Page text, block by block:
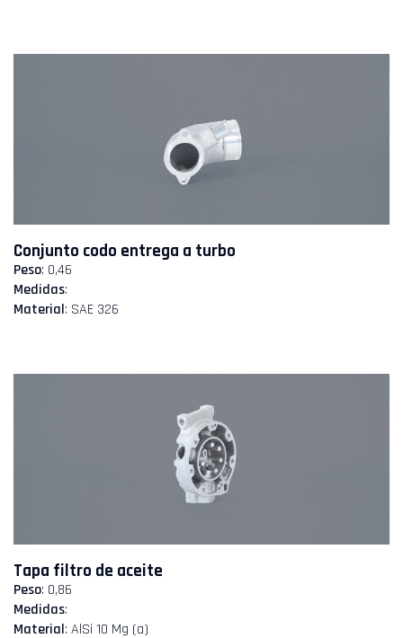
Conjunto codo entrega a turbo
Peso: 0,46
Medidas:
Material: SAE 326
Tapa filtro de aceite
Peso: 0,86
Medidas:
Material: AlSi 10 Mg (a)